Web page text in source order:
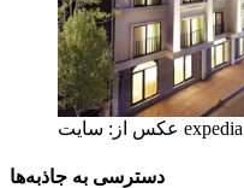
عکس از: سایت expedia
دسترسی به جاذبه‌ها